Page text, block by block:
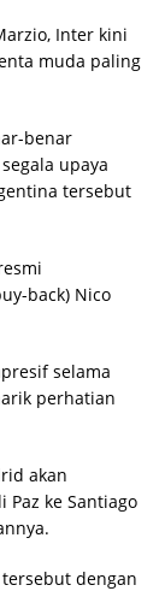
Inter kini
muda paling
benar
upaya
tersebut
back) Nico
selama
perhatian
akan
ke Santiago
dengan